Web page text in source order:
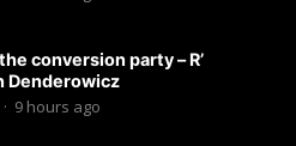
conversion party – R’
Denderowicz
· 9 hours ago